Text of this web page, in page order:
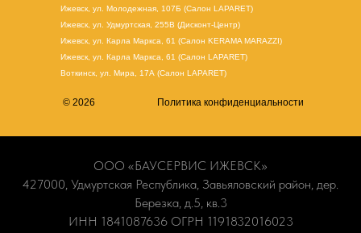
Ижевск, ул. Молодежная, 107Б (Салон LAPARET)
Ижевск, ул. Удмуртская, 255В (Дисконт-Центр)
Ижевск, ул. Карла Маркса, 61 (Салон KERAMA MARAZZI)
Ижевск, ул. Карла Маркса, 61 (Салон LAPARET)
Воткинск, ул. Мира, 17А (Салон LAPARET)
© 2026 Политика конфиденциальности
ООО «БАУСЕРВИС ИЖЕВСК»
427000, Удмуртская Республика, Завьяловский район, дер.
Березка, д.5, кв.3
ИНН 1841087636 ОГРН 1191832016023